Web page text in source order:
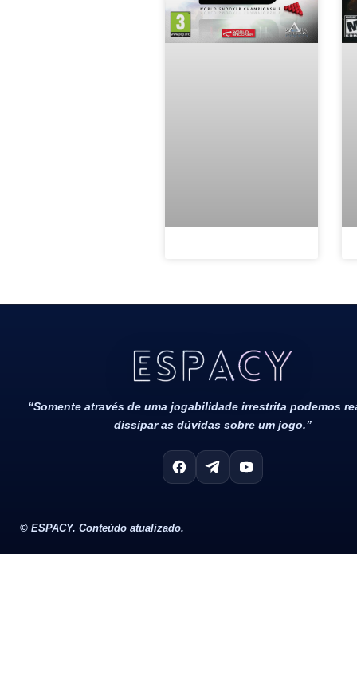
Todos Os Direitos Reservados 2022/2023​
“Somente através de uma jogabilidade irrestrita podemos
dissipar as dúvidas sobre um jogo.”
© ESPACY. Conteúdo atualizado.